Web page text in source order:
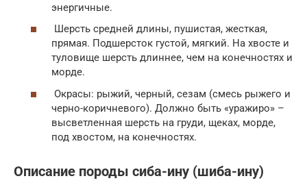
энергичные.
Шерсть средней длины, пушистая, жесткая,
прямая. Подшерсток густой, мягкий. На хвосте и
туловище шерсть длиннее, чем на конечностях и
морде.
Окрасы: рыжий, черный, сезам (смесь рыжего и
черно-коричневого). Должно быть «уражиро» –
высветленная шерсть на груди, щеках, морде,
под хвостом, на конечностях.
Описание породы сиба-ину (шиба-ину)